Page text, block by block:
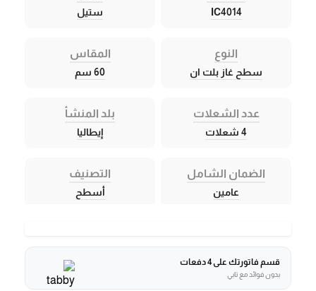
IC4014 ستيل
النوع
سطح غاز بلت ان
المقاس
60 سم
عدد الشعلات
4 شعلات
بلد المنشأ
إيطاليا
الضمان الشامل
عامين
التصنيف
أسطح
قسم فاتورتك على 4 دفعات
بدون فوائد مع تابي